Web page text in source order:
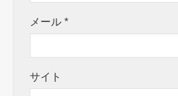
メール*
サイト